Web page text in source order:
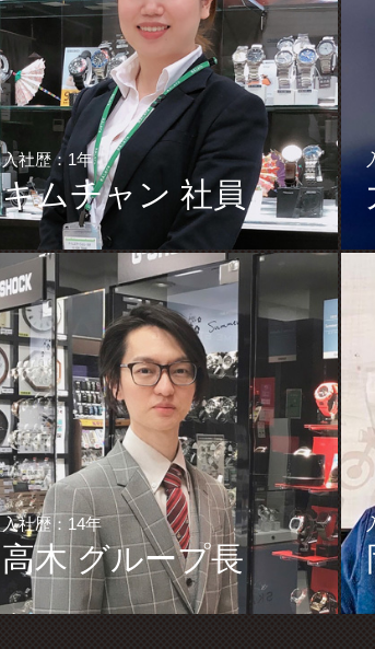
入社歴：1年
キムチャン 社員
入社歴：14年
高木 グループ長